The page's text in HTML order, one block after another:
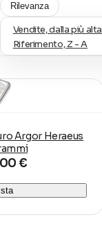
sono
Rilevanza
Vendite, dalla più
Riferimento, Z - A
Argor Heraeus
€